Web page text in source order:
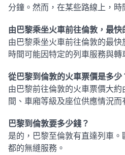
分鐘。然而，在某些路線上，時
由巴黎乘坐火車前往倫敦，最快
由巴黎乘坐火車前往倫敦的最
時間可能因特定的列車服務與轉
從巴黎到倫敦的火車票價是多少
由巴黎前往倫敦的火車票價大
間、車廂等級及座位供應情況而
巴黎到倫敦要多少錢？
是的，巴黎至倫敦有直達列車
都的無縫服務。